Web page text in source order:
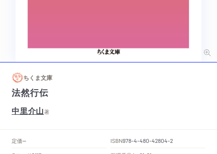
ちくま文庫
法然行伝
中里介山著
定価-- ISBN978-4-480-42804-2